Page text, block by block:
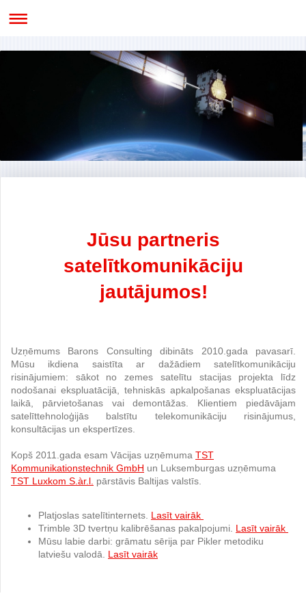
Jūsu partneris
satelītkomunikāciju
jautājumos!
Uzņēmums Barons Consulting dibināts 2010.gada pavasarī.
Mūsu ikdiena saistīta ar dažādiem satelītkomunikāciju
risinājumiem: sākot no zemes satelītu stacijas projekta līdz
nodošanai ekspluatācijā, tehniskās apkalpošanas ekspluatācijas
laikā, pārvietošanas vai demontāžas. Klientiem piedāvājam
satelīttehnoloģijās balstītu telekomunikāciju risinājumus,
konsultācijas un ekspertīzes.
Kopš 2011.gada esam Vācijas uzņēmuma TST
Kommunikationstechnik GmbH un Luksemburgas uzņēmuma
TST Luxkom S.àr.l. pārstāvis Baltijas valstīs.
Platjoslas satelītinternets. Lasīt vairāk
Trimble 3D tvertņu kalibrēšanas pakalpojumi. Lasīt vairāk
Mūsu labie darbi: grāmatu sērija par Pikler metodiku
latviešu valodā. Lasīt vairāk